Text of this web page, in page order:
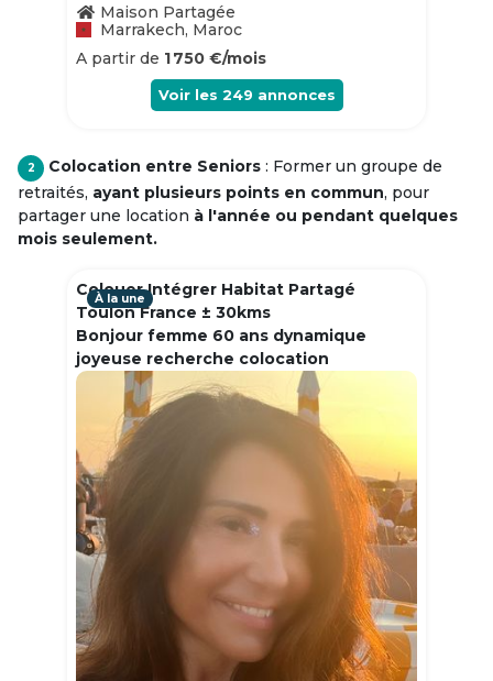
Maison Partagée
Marrakech, Maroc
A partir de 1 750 €/mois
Voir les 249 annonces
2 Colocation entre Seniors : Former un groupe de
retraités, ayant plusieurs points en commun, pour
partager une location à l'année ou pendant quelques
mois seulement.
Colouer Intégrer Habitat Partagé
Toulon France ± 30kms
Bonjour femme 60 ans dynamique
joyeuse recherche colocation
À la une